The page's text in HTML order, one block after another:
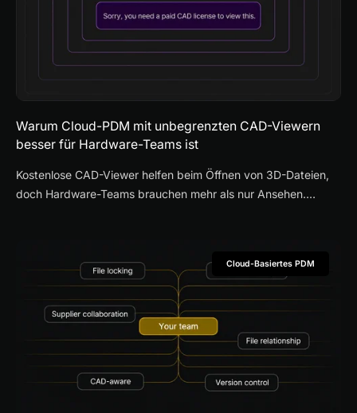
Warum Cloud-PDM mit unbegrenzten CAD-Viewern
besser für Hardware-Teams ist
Kostenlose CAD-Viewer helfen beim Öffnen von 3D-Dateien,
doch Hardware-Teams brauchen mehr als nur Ansehen.
Cloud-Basiertes PDM